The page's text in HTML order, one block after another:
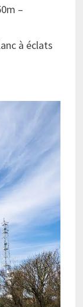
–
à éclats